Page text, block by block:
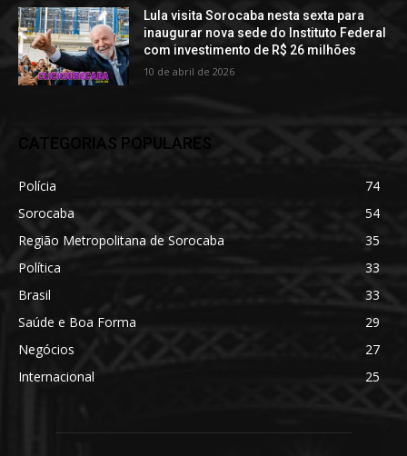
Lula visita Sorocaba nesta sexta para
inaugurar nova sede do Instituto Federal
com investimento de R$ 26 milhões
10 de abril de 2026
CATEGORIAS POPULARES
Polícia
74
Sorocaba
54
Região Metropolitana de Sorocaba
35
Política
33
Brasil
33
Saúde e Boa Forma
29
Negócios
27
Internacional
25